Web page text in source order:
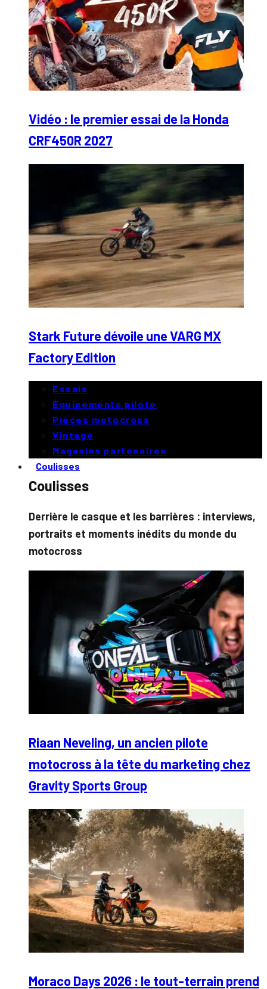
Vidéo : le premier essai de la Honda
CRF450R 2027
Stark Future dévoile une VARG MX
Factory Edition
Essais
Équipements pilote
Pièces motocross
Vintage
Magasins partenaires
Coulisses
Coulisses
Derrière le casque et les barrières : interviews,
portraits et moments inédits du monde du
motocross
Riaan Neveling, un ancien pilote
motocross à la tête du marketing chez
Gravity Sports Group
Moraco Days 2026 : le tout-terrain prend